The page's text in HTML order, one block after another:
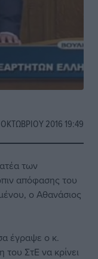
2016 19:49
των
απόφασης του
ο Αθανάσιος
έγραψε ο κ.
ΣτΕ να κρίνει